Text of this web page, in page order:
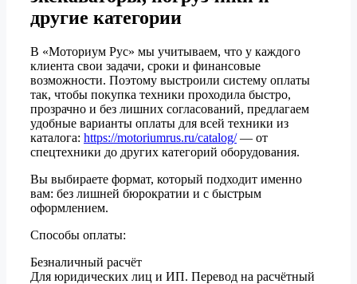
другие категории
В «Моториум Рус» мы учитываем, что у каждого
клиента свои задачи, сроки и финансовые
возможности. Поэтому выстроили систему оплаты
так, чтобы покупка техники проходила быстро,
прозрачно и без лишних согласований, предлагаем
удобные варианты оплаты для всей техники из
каталога: https://motoriumrus.ru/catalog/— от
спецтехники до других категорий оборудования.
Вы выбираете формат, который подходит именно
вам: без лишней бюрократии и с быстрым
оформлением.
Способы оплаты:
Безналичный расчёт
Для юридических лиц и ИП. Перевод на расчётный